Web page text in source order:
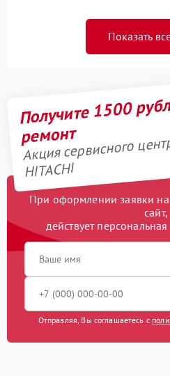
Показать
Получите 1500
ремонт
Акция сервисного
HITACHI
При оформлении заявки
сайт,
действует
Отправляя, Вы соглашаетесь с